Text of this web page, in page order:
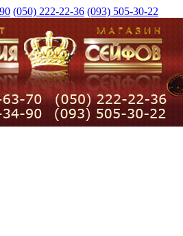
(050) 222-22-36 (093) 505-30-22